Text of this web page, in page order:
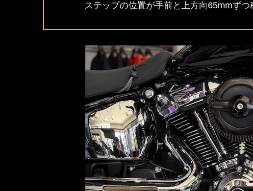
ステップの位置が手前と上方向65mmず